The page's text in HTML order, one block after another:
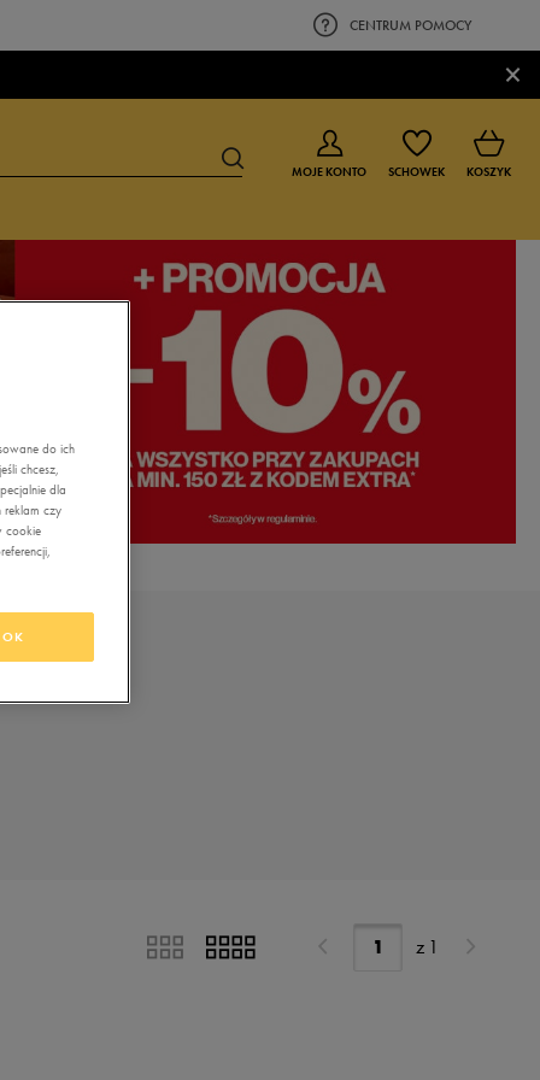
CENTRUM POMOCY
×
BUTY DLA CHŁOPCA
9-16 lat
BUTY DLA DZIEWCZYNKI
0-4 lat
4-8 lat
9-16 lat
MOJE KONTO SCHOWEK KOSZYK
z 1
do ich
chcesz,
dla
reklam czy
cookie
OK